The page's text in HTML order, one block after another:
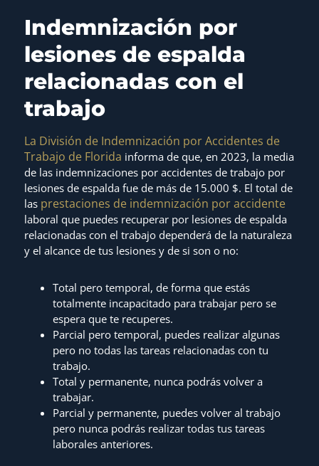
Indemnización por
lesiones de espalda
relacionadas con el
trabajo
La División de Indemnización por Accidentes de
Trabajo de Florida informa de que, en 2023, la media
de las indemnizaciones por accidentes de trabajo por
lesiones de espalda fue de más de 15.000 $. El total de
las prestaciones de indemnización por accidente
laboral que puedes recuperar por lesiones de espalda
relacionadas con el trabajo dependerá de la naturaleza
y el alcance de tus lesiones y de si son o no:
Total pero temporal, de forma que estás
totalmente incapacitado para trabajar pero se
espera que te recuperes.
Parcial pero temporal, puedes realizar algunas
pero no todas las tareas relacionadas con tu
trabajo.
Total y permanente, nunca podrás volver a
trabajar.
Parcial y permanente, puedes volver al trabajo
pero nunca podrás realizar todas tus tareas
laborales anteriores.